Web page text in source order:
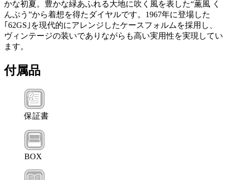
かな初夏。豊かな緑あふれる大地に吹く風を表した“薫風 く
んぷう”から着想を得たダイヤルです。1967年に登場した
｢62GS｣を現代的にアレンジしたケースフォルムを採用し、
ヴィンテージの装いでありながらも高い実用性を実現してい
ます。
付属品
保証書
BOX